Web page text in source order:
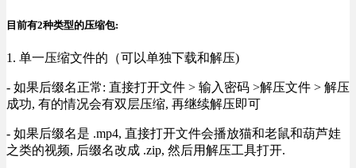
目前有2种类型的压缩包:
1. 单一压缩文件的（可以单独下载和解压)
- 如果后缀名正常: 直接打开文件 > 输入密码 >解压文件 > 解压
成功, 有的情况会有双层压缩, 再继续解压即可
- 如果后缀名是 .mp4, 直接打开文件会播放猫和老鼠和葫芦娃
之类的视频, 后缀名改成 .zip, 然后用解压工具打开.